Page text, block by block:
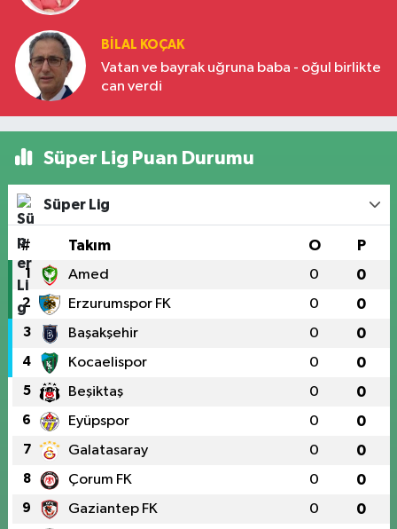
BILAL KOÇAK
Vatan ve bayrak uğruna baba - oğul birlikte
can verdi
Süper Lig Puan Durumu
Süper Lig
# Takım O P
1 Amed 0 0
2 Erzurumspor FK 0 0
3 Başakşehir 0 0
4 Kocaelispor 0 0
5 Beşiktaş 0 0
6 Eyüpspor 0 0
7 Galatasaray 0 0
8 Çorum FK 0 0
9 Gaziantep FK 0 0